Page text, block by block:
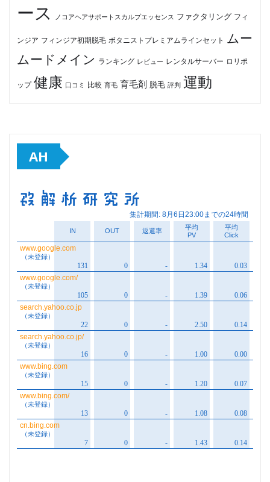
ース
ノコアヘアサポートスカルプエッセンス ファクタリング フィ
ンジア フィンジア初期脱毛 ボタニストプレミアムラインセット ムー
ムードメイン ランキング レビュー レンタルサーバー ロリポ
ップ 健康 口コミ 比較 育毛 育毛剤 脱毛 評判 運動
AH